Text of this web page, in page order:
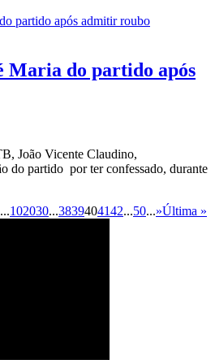
Maria do partido após
João Vicente Claudino,
do partido por ter confessado, durante
...102030...3839404142...50...»Última »